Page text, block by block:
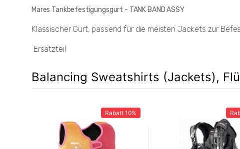
Mares Tankbefestigungsgurt - TANK BAND ASSY
Klassischer Gurt, passend für die meisten Jackets zur
Ersatzteil
Balancing Sweatshirts (Jackets),
Rabatt 10%